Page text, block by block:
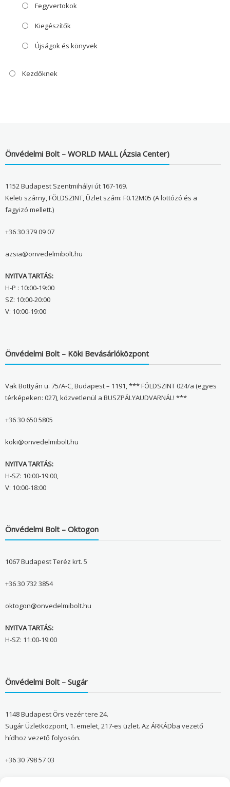
Fegyvertokok
Kiegészítők
Újságok és könyvek
Kezdőknek
Önvédelmi Bolt – WORLD MALL (Ázsia Center)
1152 Budapest Szentmihályi út 167-169.
Keleti szárny, FÖLDSZINT, Üzlet szám: F0.12M05 (A lottózó és a
fagyizó mellett.)
+36 30 379 09 07
azsia@onvedelmibolt.hu
NYITVA TARTÁS:
H-P : 10:00-19:00
SZ: 10:00-20:00
V: 10:00-19:00
Önvédelmi Bolt – Köki Bevásárlóközpont
Vak Bottyán u. 75/A-C, Budapest – 1191, *** FÖLDSZINT 024/a (egyes
térképeken: 027), közvetlenül a BUSZPÁLYAUDVARNÁL! ***
+36 30 650 5805
koki@onvedelmibolt.hu
NYITVA TARTÁS:
H-SZ: 10:00-19:00,
V: 10:00-18:00
Önvédelmi Bolt – Oktogon
1067 Budapest Teréz krt. 5
+36 30 732 3854
oktogon@onvedelmibolt.hu
NYITVA TARTÁS:
H-SZ: 11:00-19:00
Önvédelmi Bolt – Sugár
1148 Budapest Örs vezér tere 24.
Sugár Üzletközpont, 1. emelet, 217-es üzlet. Az ÁRKÁDba vezető
hídhoz vezető folyosón.
+36 30 798 57 03